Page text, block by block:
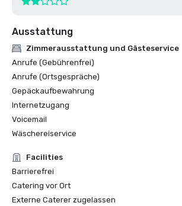
Ausstattung
Zimmerausstattung und Gästeservice
Anrufe (Gebührenfrei)
Anrufe (Ortsgespräche)
Gepäckaufbewahrung
Internetzugang
Voicemail
Wäschereiservice
Facilities
Barrierefrei
Catering vor Ort
Externe Caterer zugelassen